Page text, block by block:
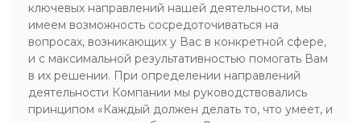
ключевых направлений нашей деятельности, мы
имеем возможность сосредоточиваться на
вопросах, возникающих у Вас в конкретной сфере,
и с максимальной результативностью помогать Вам
в их решении. При определении направлений
деятельности Компании мы руководствовались
принципом «Каждый должен делать то, что умеет, и